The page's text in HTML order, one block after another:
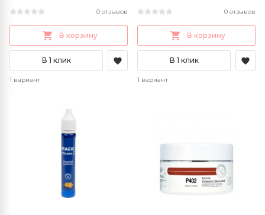
0 отзывов
В корзину
В 1 клик
1 вариант
0 отзывов
В корзину
В 1 клик
1 вариант